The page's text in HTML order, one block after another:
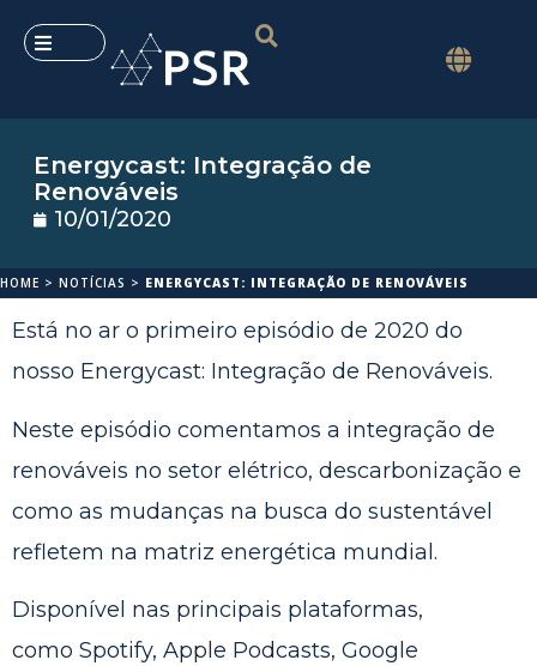
Energycast: Integração de
Renováveis
10/01/2020
HOME > NOTÍCIAS > ENERGYCAST: INTEGRAÇÃO DE RENOVÁVEIS
Está no ar o primeiro episódio de 2020 do
nosso Energycast: Integração de Renováveis.
Neste episódio comentamos a integração de
renováveis no setor elétrico, descarbonização e
como as mudanças na busca do sustentável
refletem na matriz energética mundial.
Disponível nas principais plataformas,
como Spotify, Apple Podcasts, Google